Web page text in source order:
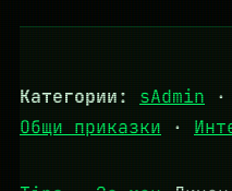
Категории: sAdmin ·
Общи приказки ·